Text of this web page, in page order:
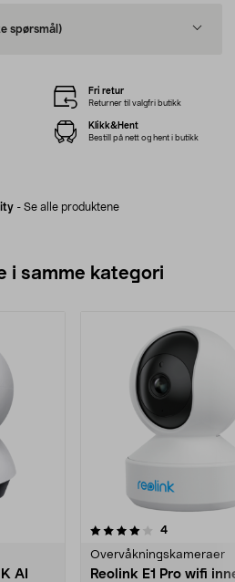
spørsmål)
- Se alle produktene
Fri retur
Returner til valgfri butikk
Klikk&Hent
Bestill på nett og hent i butikk
i samme kategori
AI
4anmeldelser
Overvåkningskameraer
Reolink E1 Pro wifi
4.5 av 5 stjerner